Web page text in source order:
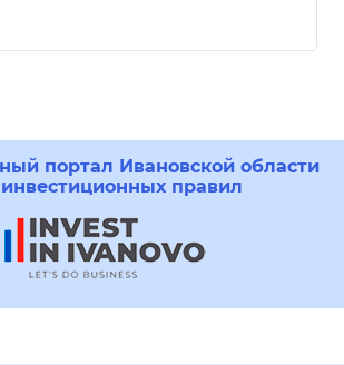
портал Ивановской области
правил